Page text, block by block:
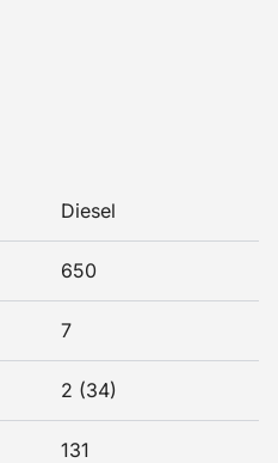
Diesel
650
7
2 (34)
131